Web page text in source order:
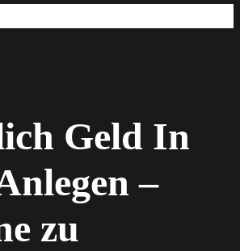
Geld In
–
zu